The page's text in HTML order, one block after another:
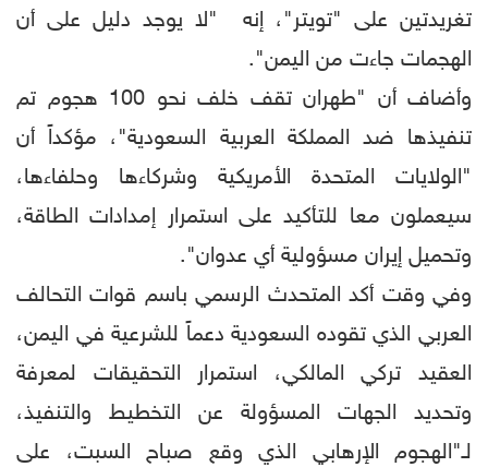
تغريدتين على "تويتر"، إنه "لا يوجد دليل على أن
الهجمات جاءت من اليمن".
وأضاف أن "طهران تقف خلف نحو 100 هجوم تم
تنفيذها ضد المملكة العربية السعودية"، مؤكداً أن
"الولايات المتحدة الأمريكية وشركاءها وحلفاءها،
سيعملون معا للتأكيد على استمرار إمدادات الطاقة،
وتحميل إيران مسؤولية أي عدوان".
وفي وقت أكد المتحدث الرسمي باسم قوات التحالف
العربي الذي تقوده السعودية دعماً للشرعية في اليمن،
العقيد تركي المالكي، استمرار التحقيقات لمعرفة
وتحديد الجهات المسؤولة عن التخطيط والتنفيذ،
لـ"الهجوم الإرهابي الذي وقع صباح السبت، على